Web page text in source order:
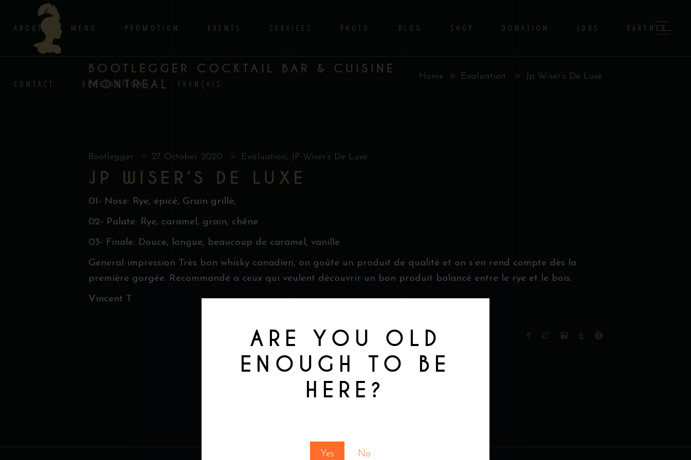
ARE YOU OLD
ENOUGH TO BE
HERE?
Yes No
ABOUT MENU PROMOTION EVENTS SERVICES PHOTO BLOG SHOP DONATION JOBS PARTNER
CONTACT RESERVATIONS FRANÇAIS
BOOTLEGGER COCKTAIL BAR & CUISINE
MONTREAL
Home Evaluation Jp Wiser’s De Luxe
Bootlegger 27 October 2020 Evaluation, JP Wiser’s De Luxe
JP WISER’S DE LUXE
01- Nose: Rye, épicé, Grain grillé,
02- Palate: Rye, caramel, grain, chêne
03- Finale: Douce, longue, beaucoup de caramel, vanille
General impression Très bon whisky canadien, on goûte un produit de qualité et on s’en rend compte dès la
première gorgée. Recommandé a ceux qui veulent découvrir un bon produit balancé entre le rye et le bois.
Vincent T